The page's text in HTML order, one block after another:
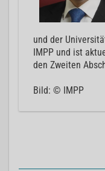
und der
IMPP und ist
den Zweiten
Bild: © IMPP